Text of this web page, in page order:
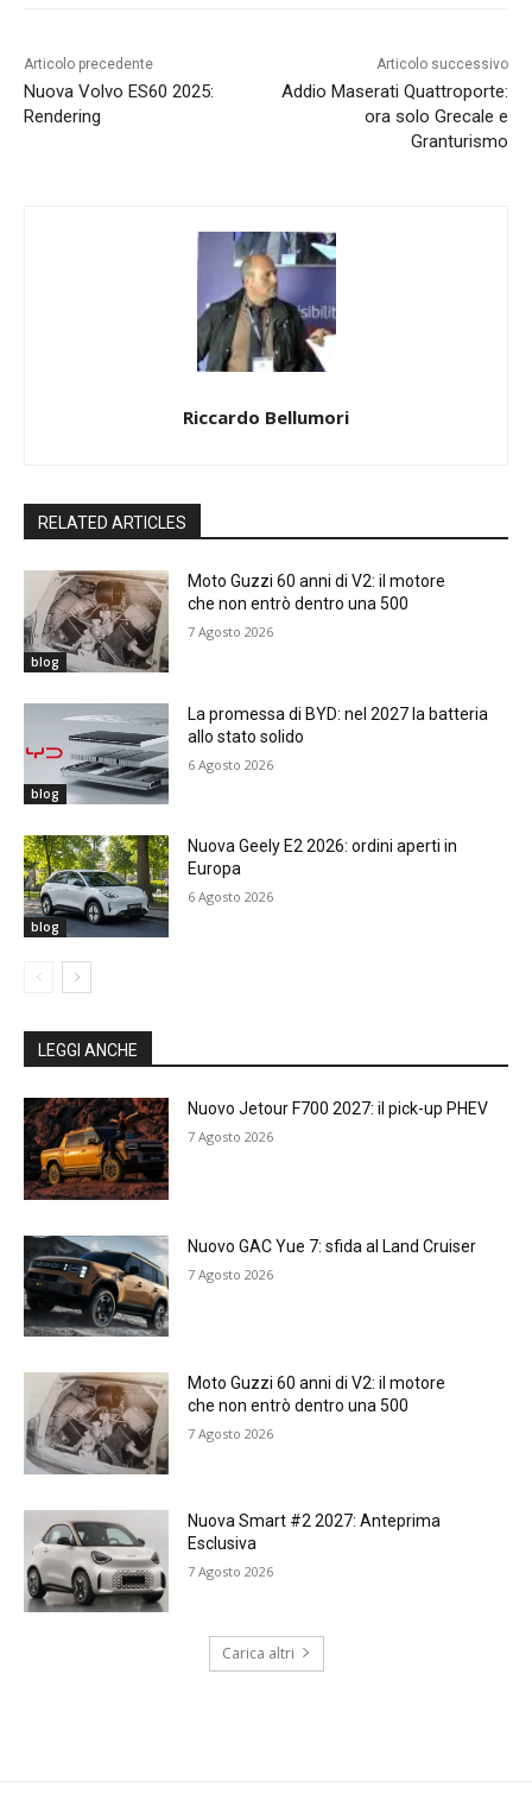
Articolo precedente
Nuova Volvo ES60 2025:
Rendering
Articolo successivo
Addio Maserati Quattroporte:
ora solo Grecale e
Granturismo
Riccardo Bellumori
RELATED ARTICLES
blog
Moto Guzzi 60 anni di V2: il motore
che non entrò dentro una 500
7 Agosto 2026
blog
La promessa di BYD: nel 2027 la batteria
allo stato solido
6 Agosto 2026
blog
Nuova Geely E2 2026: ordini aperti in
Europa
6 Agosto 2026
LEGGI ANCHE
Nuovo Jetour F700 2027: il pick-up PHEV
7 Agosto 2026
Nuovo GAC Yue 7: sfida al Land Cruiser
7 Agosto 2026
Moto Guzzi 60 anni di V2: il motore
che non entrò dentro una 500
7 Agosto 2026
Nuova Smart #2 2027: Anteprima
Esclusiva
7 Agosto 2026
Carica altri